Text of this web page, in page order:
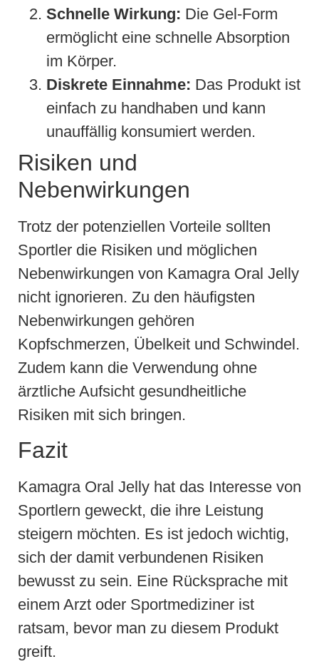
Schnelle Wirkung: Die Gel-Form
ermöglicht eine schnelle Absorption
im Körper.
Diskrete Einnahme: Das Produkt ist
einfach zu handhaben und kann
unauffällig konsumiert werden.
Risiken und
Nebenwirkungen
Trotz der potenziellen Vorteile sollten
Sportler die Risiken und möglichen
Nebenwirkungen von Kamagra Oral Jelly
nicht ignorieren. Zu den häufigsten
Nebenwirkungen gehören
Kopfschmerzen, Übelkeit und Schwindel.
Zudem kann die Verwendung ohne
ärztliche Aufsicht gesundheitliche
Risiken mit sich bringen.
Fazit
Kamagra Oral Jelly hat das Interesse von
Sportlern geweckt, die ihre Leistung
steigern möchten. Es ist jedoch wichtig,
sich der damit verbundenen Risiken
bewusst zu sein. Eine Rücksprache mit
einem Arzt oder Sportmediziner ist
ratsam, bevor man zu diesem Produkt
greift.